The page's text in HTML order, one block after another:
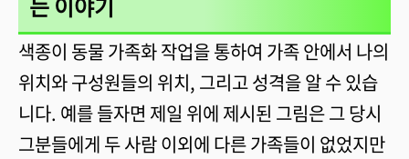
색종이 동물 가족화 작업을 통하여 가족 안에서 나의
위치와 구성원들의 위치, 그리고 성격을 알 수 있습
니다. 예를 들자면 제일 위에 제시된 그림은 그 당시
그분들에게 두 사람 이외에 다른 가족들이 없었지만